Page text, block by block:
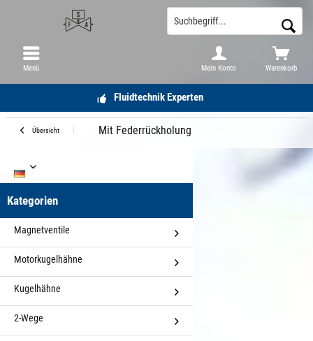
Fluidtechnik Experten
Warenkorb
Mein Konto
Menü
Übersicht Mit Federrückholung
Kategorien
Magnetventile
Motorkugelhähne
Kugelhähne
2-Wege